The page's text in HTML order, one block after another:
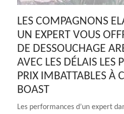
LES COMPAGNONS
UN EXPERT VOUS
DE DESSOUCHAGE
AVEC LES DÉLAIS LES
PRIX IMBATTABLES À
BOAST
Les performances d’un expert